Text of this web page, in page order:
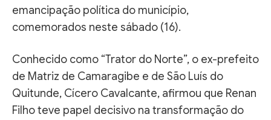
emancipação política do município,
comemorados neste sábado (16).
Conhecido como “Trator do Norte”, o ex-prefeito
de Matriz de Camaragibe e de São Luís do
Quitunde, Cícero Cavalcante, afirmou que Renan
Filho teve papel decisivo na transformação do